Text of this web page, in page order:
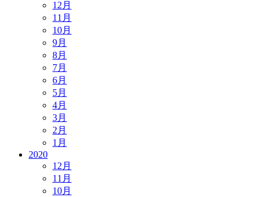
12月
11月
10月
9月
8月
7月
6月
5月
4月
3月
2月
1月
2020
12月
11月
10月